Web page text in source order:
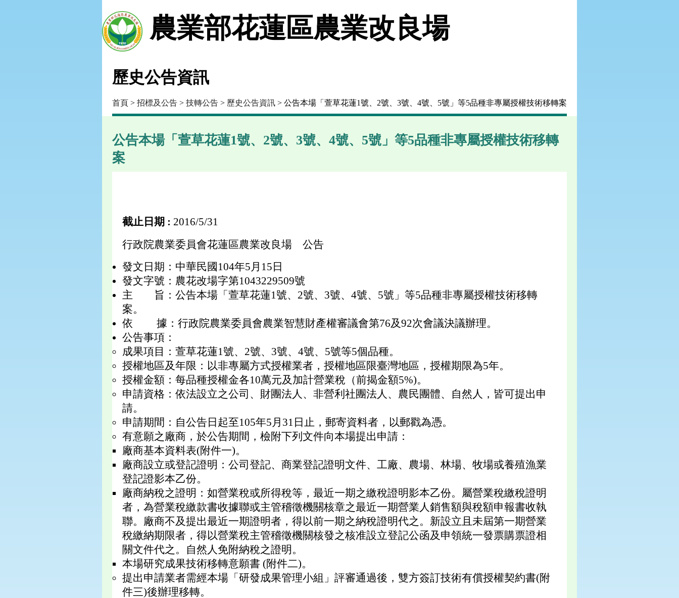
農業部花蓮區農業改良場
歷史公告資訊
首頁 > 招標及公告 > 技轉公告 > 歷史公告資訊 > 公告本場「萱草花蓮1號、2號、3號、4號、5號」等5品種非專屬授權技術移轉案
公告本場「萱草花蓮1號、2號、3號、4號、5號」等5品種非專屬授權技術移轉
案
截止日期 : 2016/5/31
行政院農業委員會花蓮區農業改良場 公告
發文日期：中華民國104年5月15日
發文字號：農花改場字第1043229509號
主 旨：公告本場「萱草花蓮1號、2號、3號、4號、5號」等5品種非專屬授權技術移轉
案。
依 據：行政院農業委員會農業智慧財產權審議會第76及92次會議決議辦理。
公告事項：
成果項目：萱草花蓮1號、2號、3號、4號、5號等5個品種。
授權地區及年限：以非專屬方式授權業者，授權地區限臺灣地區，授權期限為5年。
授權金額：每品種授權金各10萬元及加計營業稅（前揭金額5%)。
申請資格：依法設立之公司、財團法人、非營利社團法人、農民團體、自然人，皆可提出申
請。
申請期間：自公告日起至105年5月31日止，郵寄資料者，以郵戳為憑。
有意願之廠商，於公告期間，檢附下列文件向本場提出申請：
廠商基本資料表(附件一)。
廠商設立或登記證明：公司登記、商業登記證明文件、工廠、農場、林場、牧場或養殖漁業
登記證影本乙份。
廠商納稅之證明：如營業稅或所得稅等，最近一期之繳稅證明影本乙份。屬營業稅繳稅證明
者，為營業稅繳款書收據聯或主管稽徵機關核章之最近一期營業人銷售額與稅額申報書收執
聯。廠商不及提出最近一期證明者，得以前一期之納稅證明代之。新設立且未屆第一期營業
稅繳納期限者，得以營業稅主管稽徵機關核發之核准設立登記公函及申領統一發票購票證相
關文件代之。自然人免附納稅之證明。
本場研究成果技術移轉意願書 (附件二)。
提出申請業者需經本場「研發成果管理小組」評審通過後，雙方簽訂技術有償授權契約書(附
件三)後辦理移轉。